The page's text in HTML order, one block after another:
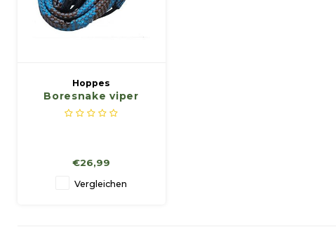
Hoppes
Boresnake viper
€26,99
Vergleichen